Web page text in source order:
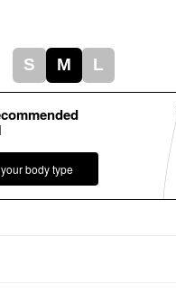
body type
S M L